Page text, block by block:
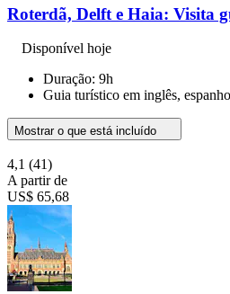
Roterdã, Delft e Haia: Visita
Disponível hoje
Duração: 9h
Guia turístico em inglês,
Mostrar o que está incluído
4,1 (41)
A partir de
US$ 65,68